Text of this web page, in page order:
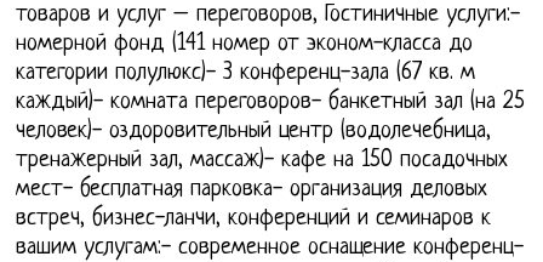
товаров и услуг – переговоров, Гостиничные услуги:-
номерной фонд (141 номер от эконом-класса до
категории полулюкс)- 3 конференц-зала (67 кв. м
каждый)- комната переговоров- банкетный зал (на 25
человек)- оздоровительный центр (водолечебница,
тренажерный зал, массаж)- кафе на 150 посадочных
мест- бесплатная парковка- организация деловых
встреч, бизнес-ланчи, конференций и семинаров к
вашим услугам:- современное оснащение конференц-